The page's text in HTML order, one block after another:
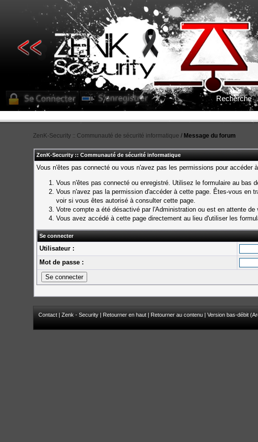
Recherche
ZenK-Security :: Communauté de sécurité informatique / Message du forum
ZenK-Security :: Communauté de sécurité informatique
Vous n'êtes pas connecté ou vous n'avez pas les permissions pour
Vous n'êtes pas connecté ou enregistré. Utilisez le formulaire au bas
Vous n'avez pas la permission d'accéder à cette page. Êtes-vous en
voir si vous êtes autorisé à consulter cette page.
Votre compte a été désactivé par l'Administration ou est en attente de
Vous avez accédé à cette page directement au lieu d'utiliser les
Se connecter
Utilisateur :
Mot de passe :
Contact |Zenk - Security | Retourner en haut | Retourner au contenu |Version bas-débit